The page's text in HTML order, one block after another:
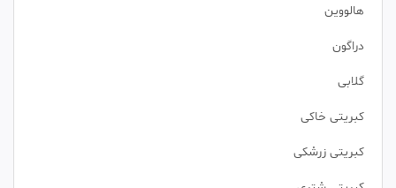
هالووین
دراگون
گلابی
کبریتی خاکی
کبریتی زرشکی